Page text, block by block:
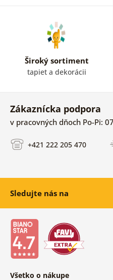
Široký sortiment
tapiet a dekorácii
Zákaznícka podpora
v pracovných dňoch Po-Pi:
+421 222 205 470
Sledujte nás na
Všetko o nákupe